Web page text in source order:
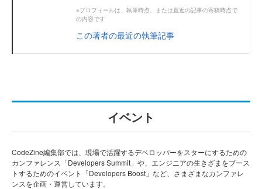
※プロフィールは、執筆時点、または直近の記事の寄稿時点で
の内容です
この著者の最近の執筆記事
イベント
CodeZine編集部では、現場で活躍するデベロッパーをスターにするための
カンファレンス「Developers Summit」や、エンジニアの生きざまをブース
トするためのイベント「Developers Boost」など、さまざまなカンファレ
ンスを企画・運営しています。